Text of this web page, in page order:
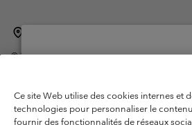
©2026Columbia Sportswear International
Garanties Légales
Politique de confidentialité
Ce site Web utilise des cookies internes et
technologies pour personnaliser le
fournir des fonctionnalités de réseaux
Achats en ligne